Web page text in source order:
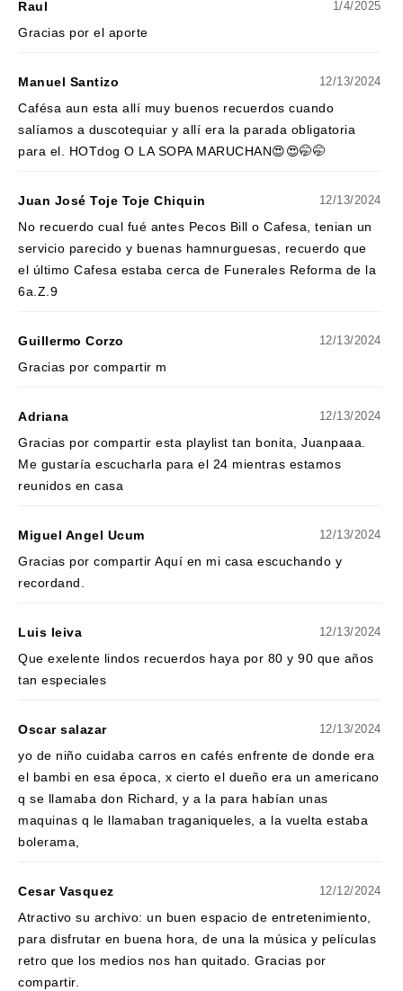
Raul 1/4/2025
Gracias por el aporte
Manuel Santizo 12/13/2024
Cafésa aun esta allí muy buenos recuerdos cuando
salíamos a duscotequiar y allí era la parada obligatoria
para el. HOTdog O LA SOPA MARUCHAN😍😍🤭🤭
Juan José Toje Toje Chiquin 12/13/2024
No recuerdo cual fué antes Pecos Bill o Cafesa, tenian un
servicio parecido y buenas hamnurguesas, recuerdo que
el último Cafesa estaba cerca de Funerales Reforma de la
6a.Z.9
Guillermo Corzo 12/13/2024
Gracias por compartir m
Adriana 12/13/2024
Gracias por compartir esta playlist tan bonita, Juanpaaa.
Me gustaría escucharla para el 24 mientras estamos
reunidos en casa
Miguel Angel Ucum 12/13/2024
Gracias por compartir Aquí en mi casa escuchando y
recordand.
Luis leiva 12/13/2024
Que exelente lindos recuerdos haya por 80 y 90 que años
tan especiales
Oscar salazar 12/13/2024
yo de niño cuidaba carros en cafés enfrente de donde era
el bambi en esa época, x cierto el dueño era un americano
q se llamaba don Richard, y a la para habían unas
maquinas q le llamaban traganiqueles, a la vuelta estaba
bolerama,
Cesar Vasquez 12/12/2024
Atractivo su archivo: un buen espacio de entretenimiento,
para disfrutar en buena hora, de una la música y películas
retro que los medios nos han quitado. Gracias por
compartir.